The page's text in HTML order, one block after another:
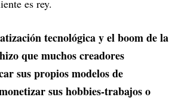
es rey.
tecnológica y el boom de la
que muchos creadores
sus propios modelos de
sus hobbies-trabajos o